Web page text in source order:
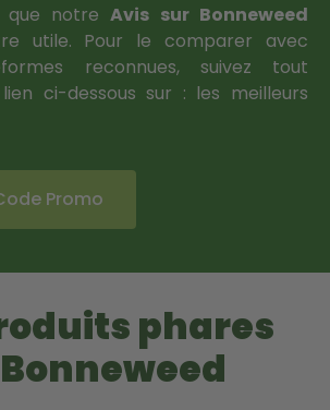
que notreAvis sur Bonneweed
utile. Pour le comparer avec
reconnues, suivez tout
ci-dessous sur : les meilleurs
Promo
phares